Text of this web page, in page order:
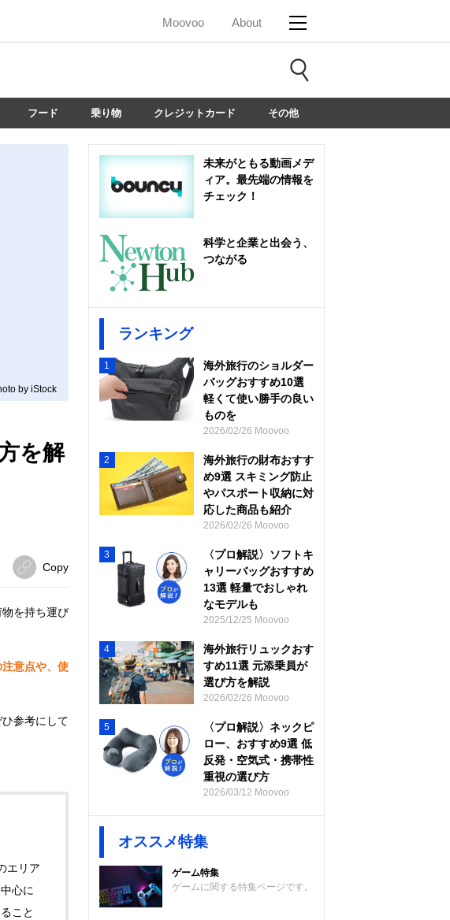
Moovoo About
フード 乗り物 クレジットカード その他
by iStock
を解
Copy
物を持ち運び
意点や、使
参考にして
エリア
心に
こと
未来がともる動画メデ
ィア。最先端の情報を
チェック！
科学と企業と出会う、
つながる
ランキング
1
海外旅行のショルダー
バッグおすすめ10選
軽くて使い勝手の良い
ものを
2026/02/26 Moovoo
2
海外旅行の財布おすす
め9選 スキミング防止
やパスポート収納に対
応した商品も紹介
2026/02/26 Moovoo
3
〈プロ解説〉ソフトキ
ャリーバッグおすすめ
13選 軽量でおしゃれ
なモデルも
2025/12/25 Moovoo
4
海外旅行リュックおす
すめ11選 元添乗員が
選び方を解説
2026/02/26 Moovoo
5
〈プロ解説〉ネックピ
ロー、おすすめ9選 低
反発・空気式・携帯性
重視の選び方
2026/03/12 Moovoo
オススメ特集
ゲーム特集
ゲームに関する特集ページです。